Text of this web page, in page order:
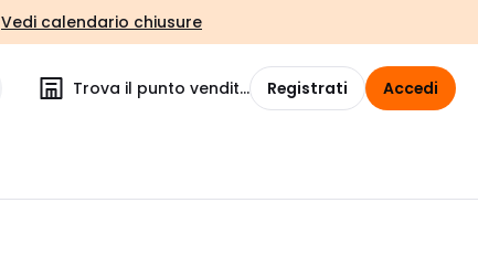
Vedi calendario chiusure
Trova il punto vendita Registrati Accedi